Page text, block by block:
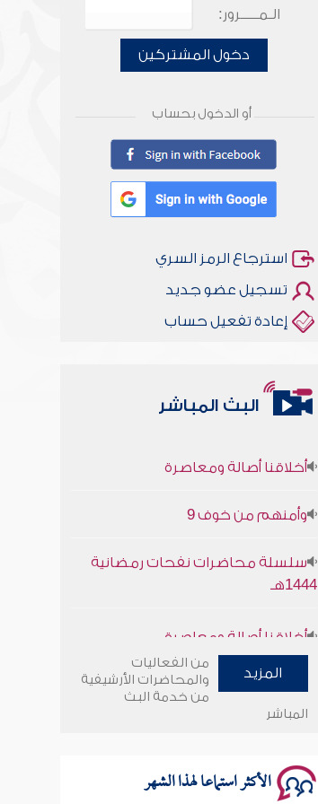
الـمـــــرور:
دخول المشتركين
أو الدخول بحساب
استرجاع الرمز السري
تسجيل عضو جديد
إعادة تفعيل حساب
البث المباشر
1444هـ
وأمنهم من خوف 9
سلسلة محاضرات نفحات رمضانية
المزيد
من الفعاليات
والمحاضرات الأرشيفية
من خدمة البث
المباشر
الأكثر استماعا لهذا الشهر